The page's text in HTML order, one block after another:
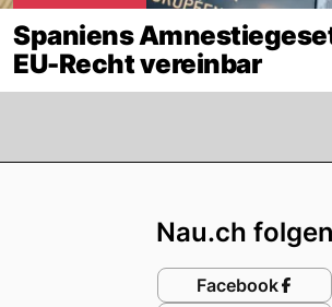
Spaniens
EU-Recht vereinbar
Nau.ch folgen
Facebook